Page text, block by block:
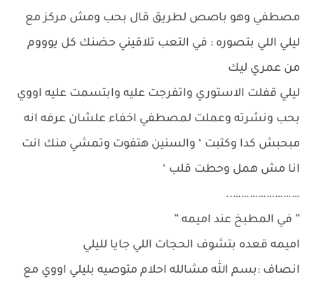
مصطفي وهو باصص لطريق قال بحب ومش مركز مع
ليلي اللي بتصوره : في التعب تلاقيني حضنك كل يوووم
من عمري ليك
ليلي قفلت الاستوري واتفرجت عليه وابتسمت عليه اووي
بحب ونشرته وعملت لمصطفي اخفاء علشان عرفه انه
مبحبش كدا وكتبت ‘ والسنين هتفوت وتمشي منك انت
انا مش همل وحطت قلب ‘
……………………..
” في المطبخ عند اميمه ”
اميمه قعده بتشوف الحجات اللي جايا لليلي
انصاف :بسم الله مشالله احلام متوصيه بليلي اووي مع